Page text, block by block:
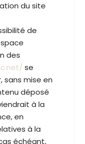
du site
de
des
se
sans mise en
déposé
à la
en
à la
échéant,